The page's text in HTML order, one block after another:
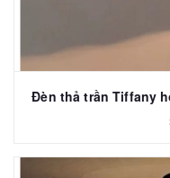
Đèn thả trần Tiffany